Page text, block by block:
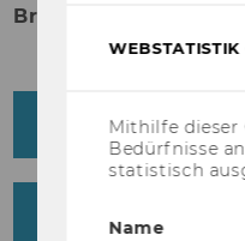
Breakout Sessions
Track 1:
Track 2:
Mithilfe dieser
Bedürfnisse
statistisch
Name